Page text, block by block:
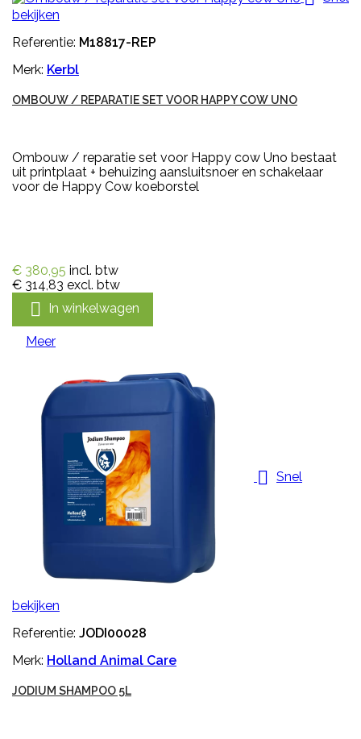
bekijken
Referentie: M18817-REP
Merk: Kerbl
OMBOUW / REPARATIE SET VOOR HAPPY COW UNO
Ombouw / reparatie set voor Happy cow Uno bestaat
uit printplaat + behuizing aansluitsnoer en schakelaar
voor de Happy Cow koeborstel
€ 380,95 incl. btw
€ 314,83 excl. btw
 In winkelwagen
Meer
 Snel
bekijken
Referentie: JODI00028
Merk: Holland Animal Care
JODIUM SHAMPOO 5L